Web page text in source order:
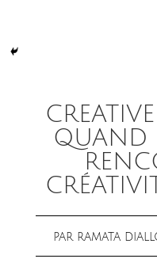
QUAND
PAR RAMATA